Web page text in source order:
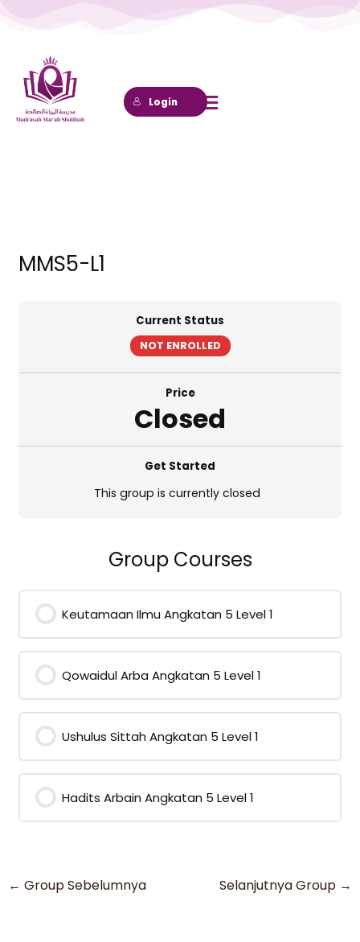
Login
MMS5-L1
Current Status
NOT ENROLLED
Price
Closed
Get Started
This group is currently closed
Group Courses
Keutamaan Ilmu Angkatan 5 Level 1
0% COMPLETE 0/0 Steps
Qowaidul Arba Angkatan 5 Level 1
0% COMPLETE 0/0 Steps
Ushulus Sittah Angkatan 5 Level 1
0% COMPLETE 0/0 Steps
Hadits Arbain Angkatan 5 Level 1
0% COMPLETE 0/0 Steps
← Group Sebelumnya Selanjutnya Group →